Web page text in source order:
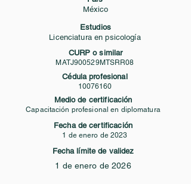
México
Estudios
Licenciatura en psicología
CURP o similar
MATJ900529MTSRR08
Cédula profesional
10076160
Medio de certificación
Capacitación profesional en diplomatura
Fecha de certificación
1 de enero de 2023
Fecha límite de validez
1 de enero de 2026